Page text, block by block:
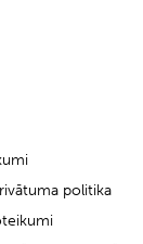
politika